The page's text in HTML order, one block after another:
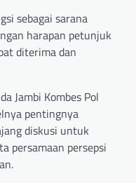
sebagai sarana
harapan petunjuk
diterima dan
Jambi Kombes Pol
pentingnya
diskusi untuk
persamaan persepsi